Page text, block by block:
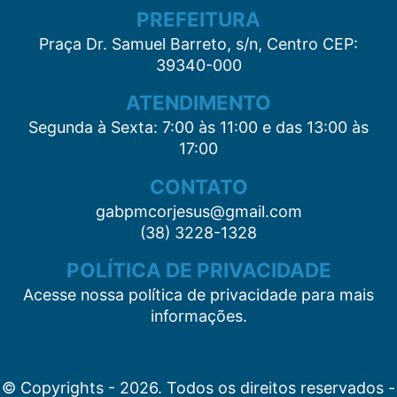
PREFEITURA
Praça Dr. Samuel Barreto, s/n, Centro CEP:
39340-000
ATENDIMENTO
Segunda à Sexta: 7:00 às 11:00 e das 13:00 às
17:00
CONTATO
gabpmcorjesus@gmail.com
(38) 3228-1328
POLÍTICA DE PRIVACIDADE
Acesse nossa política de privacidade para mais
informações.
© Copyrights - 2026. Todos os direitos reservados -